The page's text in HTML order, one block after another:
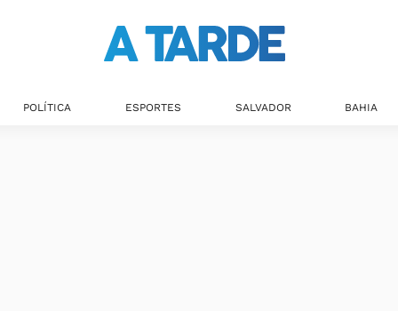
POLÍTICA ESPORTES SALVADOR BAHIA